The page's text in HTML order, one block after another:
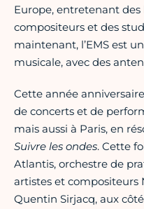
Europe, entretenant des
compositeurs et des
maintenant, l’EMS est
musicale, avec des
Cette année
de concerts et de
mais aussi à Paris, en
Suivre les ondes. Cette
Atlantis, orchestre de
artistes et compositeurs
Quentin Sirjacq, aux